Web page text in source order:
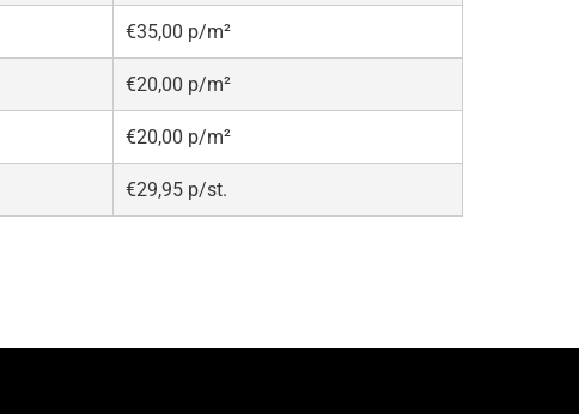
€35,00 p/m²
€20,00 p/m²
€20,00 p/m²
€29,95 p/st.